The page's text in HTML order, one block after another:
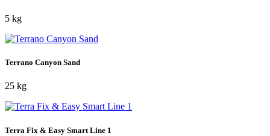
5 kg
Terrano Canyon Sand
25 kg
Terra Fix & Easy Smart Line 1